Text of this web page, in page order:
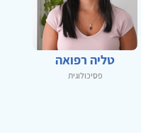
טליה רפואה
פסיכולוגית